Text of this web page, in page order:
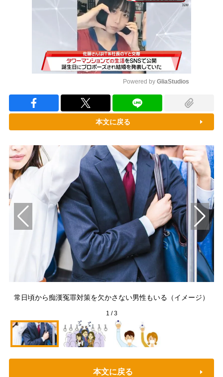
Powered by GliaStudios
本文に戻る
常日頃から痴漢冤罪対策を欠かさない男性もいる（イメージ）
1 /3
本文に戻る